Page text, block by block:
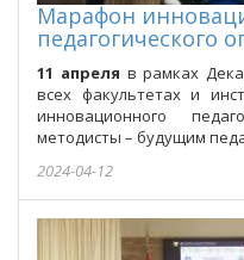
Марафон
педагогического
11 апреля в рамках
всех факультетах и
инновационного
методисты – будущим
2024-04-12